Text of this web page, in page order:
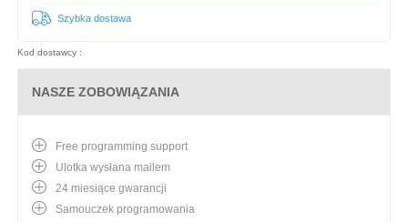
Szybka dostawa
Kod dostawcy :
NASZE ZOBOWIĄZANIA
Free programming support
Ulotka wysłana mailem
24 miesiące gwarancji
Samouczek programowania